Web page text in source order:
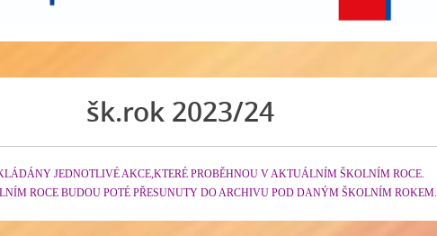
šk.rok 2023/24
JEDNOTLIVÉ AKCE,KTERÉ PROBĚHNOU V AKTUÁLNÍM ŠKOLNÍM ROCE.
ROCE BUDOU POTÉ PŘESUNUTY DO ARCHIVU POD DANÝM ŠKOLNÍM ROKEM.